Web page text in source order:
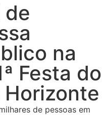
de
na
Festa do
de pessoas em